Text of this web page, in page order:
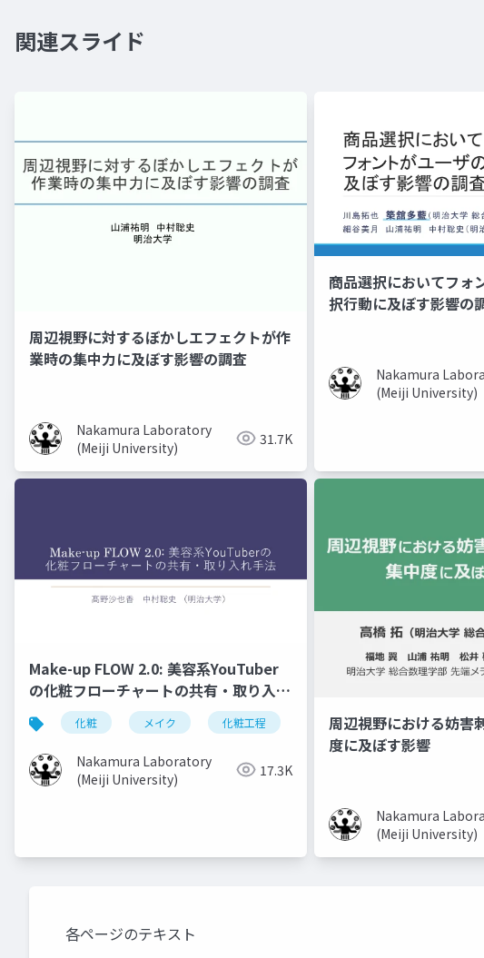
関連スライド
周辺視野に対するぼかしエフェクトが作
業時の集中力に及ぼす影響の調査
Nakamura Laboratory
(Meiji University)
31.7K
商品選択においてフォ
択行動に及ぼす影響の
Nakamura
(Meiji University)
Make-up FLOW 2.0: 美容系YouTuber
の化粧フローチャートの共有・取り入れ
手法
化粧 メイク 化粧工程 フローチャート 美容系
Nakamura Laboratory
(Meiji University)
17.3K
周辺視野における妨害
度に及ぼす影響
Nakamura
(Meiji University)
各ページのテキスト